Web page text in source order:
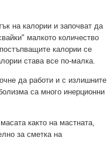
на калории и започват да
малкото количество
калории се
става все по-малка.
да работи и с излишните
са много инерционни
както на мастната,
за сметка на